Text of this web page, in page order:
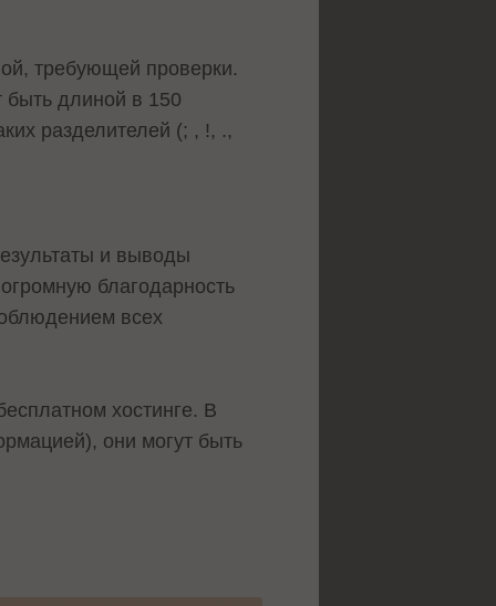
требующей проверки.
длиной в 150
разделителей (; , !, .,
и выводы
благодарность
всех
хостинге. В
они могут быть